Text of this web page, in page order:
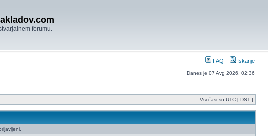
forumu.
FAQ Iskanje
Danes je 07 Avg 2026, 02:36
Vsi časi so UTC [ DST ]